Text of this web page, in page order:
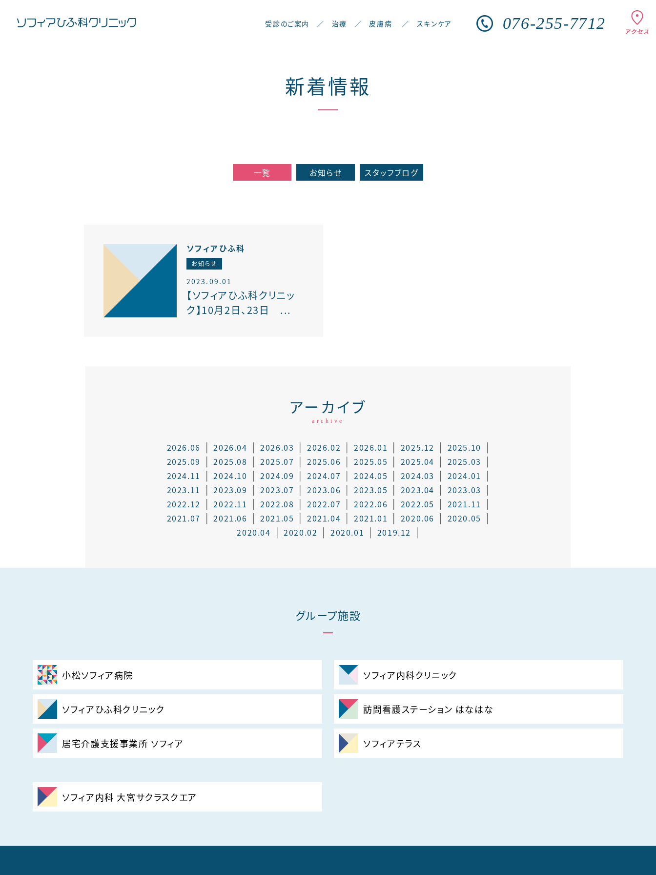
受診のご案内 ／ 治療 ／ 皮膚病 ／ スキンケア 076-255-7712
新着情報
一覧 お知らせ スタッフブログ
ソフィアひふ科
お知らせ
2023.09.01
【ソフィアひふ科クリニッ
ク】10月2日、23日 ...
アーカイブ
archive
2026.06 2026.04 2026.03 2026.02 2026.01 2025.12
2025.10
2025.09
2025.08 2025.07 2025.06 2025.05 2025.04
2025.03
2024.11
2024.10 2024.09 2024.07 2024.05 2024.03
2024.01
2023.11
2023.09 2023.07 2023.06 2023.05 2023.04
2023.03
2022.12
2022.11 2022.08 2022.07 2022.06 2022.05
2021.11
2021.07
2021.06 2021.05 2021.04 2021.01 2020.06
2020.05
2020.04
2020.02 2020.01 2019.12
グループ施設
小松ソフィア病院 ソフィア内科クリニック
ソフィアひふ科クリニック 訪問看護ステーション はなはな
居宅介護支援事業所 ソフィア ソフィアテラス
ソフィア内科 大宮サクラスクエア